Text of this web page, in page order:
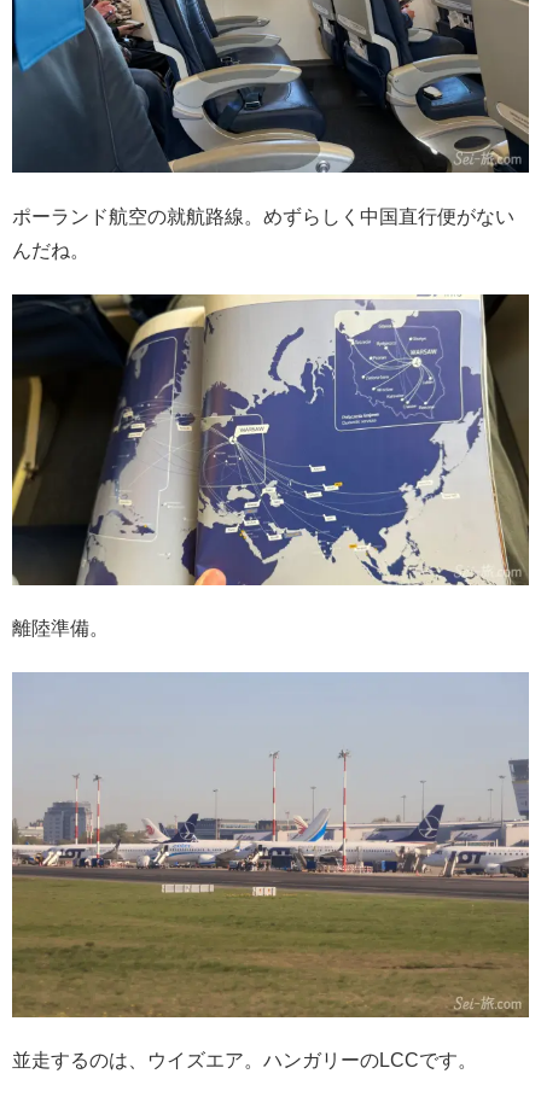
ポーランド航空の就航路線。めずらしく中国直行便がない
んだね。
離陸準備。
並走するのは、ウイズエア。ハンガリーのLCCです。